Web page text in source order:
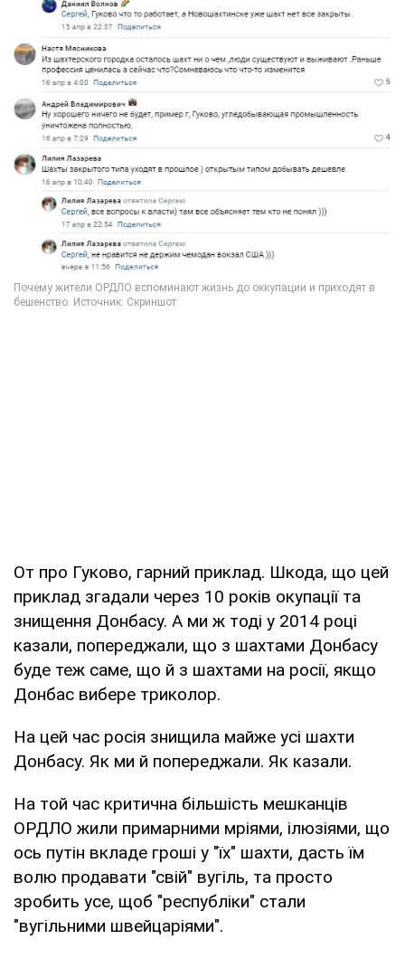
От про Гуково, гарний приклад. Шкода, що цей
приклад згадали через 10 років окупації та
знищення Донбасу. А ми ж тоді у 2014 році
казали, попереджали, що з шахтами Донбасу
буде теж саме, що й з шахтами на росії, якщо
Донбас вибере триколор.
На цей час росія знищила майже усі шахти
Донбасу. Як ми й попереджали. Як казали.
На той час критична більшість мешканців
ОРДЛО жили примарними мріями, ілюзіями, що
ось путін вкладе гроші у "їх" шахти, дасть їм
волю продавати "свій" вугіль, та просто
зробить усе, щоб "республіки" стали
"вугільними швейцаріями".